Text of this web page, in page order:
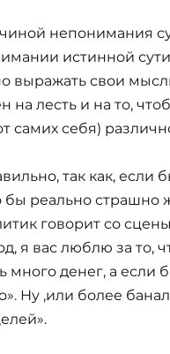
непонимания
истинной
выражать свои
на лесть и на то,
самих себя)
так как, если
бы реально страшно
говорит со
я вас люблю за то,
много денег, а если
Ну ,или более